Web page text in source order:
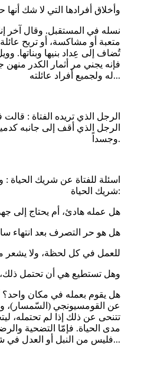
وأخلاق أفرادها التي لا شك
نسله في المستقبل. وقال آخر
متعبة أو مشاكسة، أو تربح
تُضاف إلى عِداد بنيها وبناتها.
فإنه يجني مر أثمار الكدر
له ولجميع أفراد عائلته...
الرجل الذي أقف إلى جانبه
وجسداً.
شريك الحياة:
(1) هل عمله هادئ، أم يحتاج إلى
(2) هل هو حر التصرف بعد
للعمل في كل لحظة، ولا يشعر
وهل تستطيع هي أن تحتمل ذلك،
عن القومسيونجي (السّمسار)،
تتنحى عن ذلك إذا لم تحتمله،
مدى الحياة. فإمّا التضحية
فليس من النبل أو العدل في شيء...